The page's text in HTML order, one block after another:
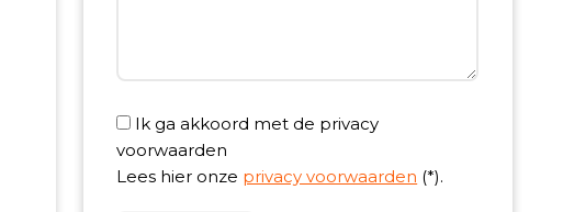
Ik ga akkoord met de privacy
voorwaarden
Lees hier onze privacy voorwaarden (*).